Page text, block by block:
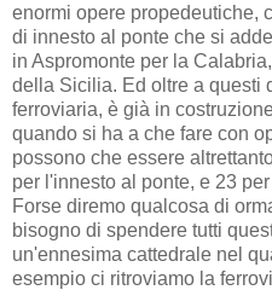
enormi opere propedeutiche,
di innesto al ponte che si
in Aspromonte per la
della Sicilia. Ed oltre a questi
ferroviaria, è già in
quando si ha a che fare con
possono che essere
per l'innesto al ponte, e 23
Forse diremo qualcosa di
bisogno di spendere tutti
un'ennesima cattedrale nel
esempio ci ritroviamo la